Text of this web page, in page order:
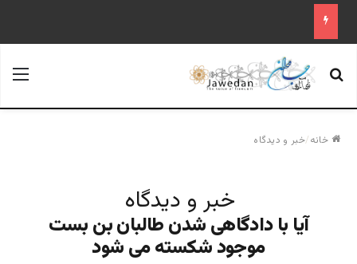
جستجو برای
خانه/خبر و دیدگاه
خبر و دیدگاه
آیا با دادگاهی شدن طالبان بن بست
موجود شکسته می شود